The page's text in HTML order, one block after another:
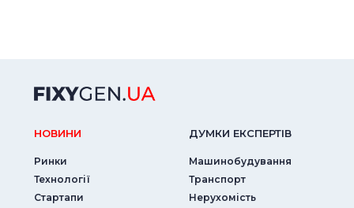
НОВИНИ
Ринки
Технології
Стартапи
ДУМКИ ЕКСПЕРТIВ
Машинобудування
Транспорт
Нерухомість